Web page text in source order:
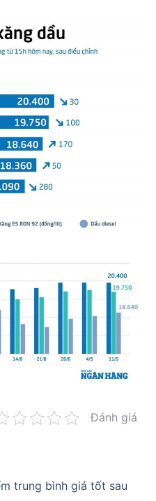
Đánh giá
trung bình giá tốt sau